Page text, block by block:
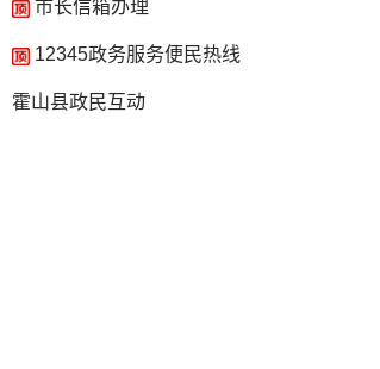
市长信箱办理
12345政务服务便民热线
霍山县政民互动